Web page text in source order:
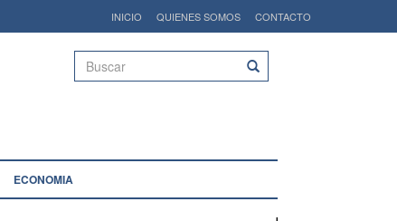
INICIO QUIENES SOMOS CONTACTO
Buscar
ECONOMIA